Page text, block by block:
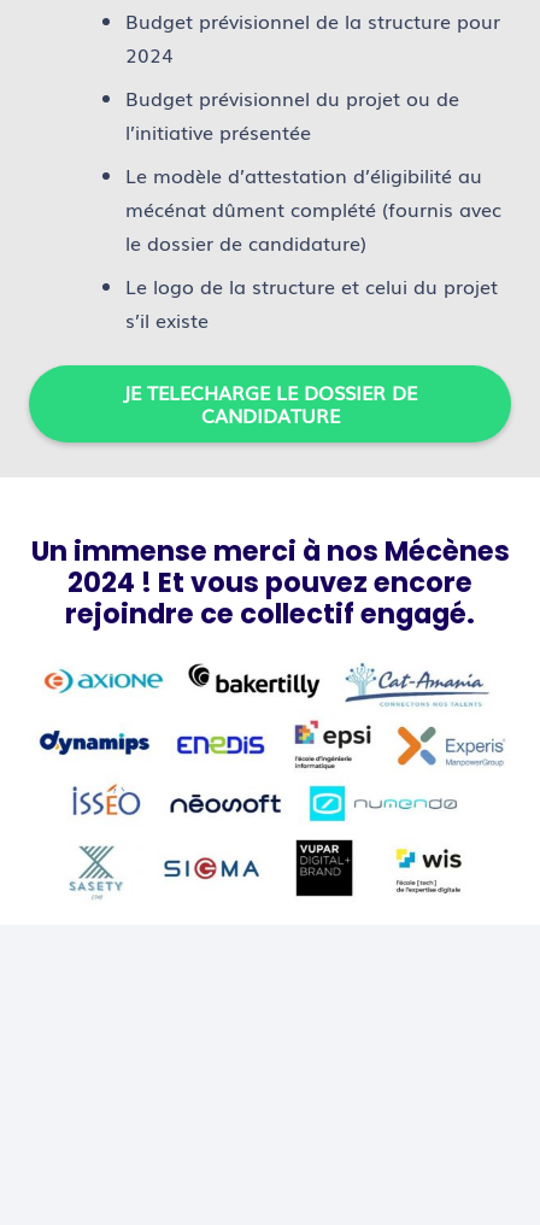
Budget prévisionnel de la structure pour
2024
Budget prévisionnel du projet ou de
l’initiative présentée
Le modèle d’attestation d’éligibilité au
mécénat dûment complété (fournis avec
le dossier de candidature)
Le logo de la structure et celui du projet
s’il existe
JE TELECHARGE LE DOSSIER DE
CANDIDATURE
Un immense merci à nos Mécènes
2024 ! Et vous pouvez encore
rejoindre ce collectif engagé.